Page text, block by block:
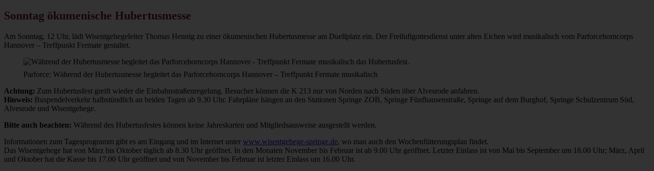
Sonntag ökumenische Hubertusmesse
Am Sonntag, 12 Uhr, lädt Wisentgehegeleiter Thomas Hennig zu einer ökumenischen Hubertusmesse am Duellplatz ein. Der Freiluftgottesdienst unter alten Eichen wird musikalisch vom Parforcehorncorps
Hannover – Treffpunkt Fermate gestaltet.
Parforce: Während der Hubertusmesse begleitet das Parforcehorncorps Hannover – Treffpunkt Fermate musikalisch
Achtung: Zum Hubertusfest greift wieder die Einbahnstraßenregelung. Besucher können die K 213 nur von Norden nach Süden über Alvesrode anfahren.
Hinweis: Buspendelverkehr halbstündlich an beiden Tagen ab 9.30 Uhr. Fahrpläne hängen an den Stationen Springe ZOB, Springe Fünfhausenstraße, Springe auf dem Burghof, Springe Schulzentrum Süd,
Alvesrode und Wisentgehege.
Bitte auch beachten: Während des Hubertusfestes können keine Jahreskarten und Mitgliedsausweise ausgestellt werden.
Informationen zum Tagesprogramm gibt es am Eingang und im Internet unter www.wisentgehege-springe.de, wo man auch den Wochenfütterungsplan findet.
Das Wisentgehege hat von März bis Oktober täglich ab 8.30 Uhr geöffnet. In den Monaten November bis Februar ist ab 9.00 Uhr geöffnet. Letzter Einlass ist von Mai bis September um 18.00 Uhr; März, April
und Oktober hat die Kasse bis 17.00 Uhr geöffnet und von November bis Februar ist letzter Einlass um 16.00 Uhr.